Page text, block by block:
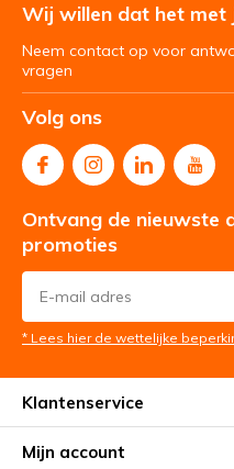
Wij willen dat het met
Neem contact op voor
vragen
Volg ons
Ontvang de nieuwste
promoties
* Lees hier de wettelijke
Klantenservice
Mijn account